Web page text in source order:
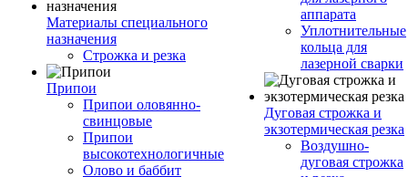
Материалы специального
назначения
Строжка и резка
Припои
Припои оловянно-
свинцовые
Припои
высокотехнологичные
Олово и баббит
аппарата
Уплотнительные
кольца для
лазерной сварки
Дуговая строжка и
экзотермическая резка
Воздушно-
дуговая строжка